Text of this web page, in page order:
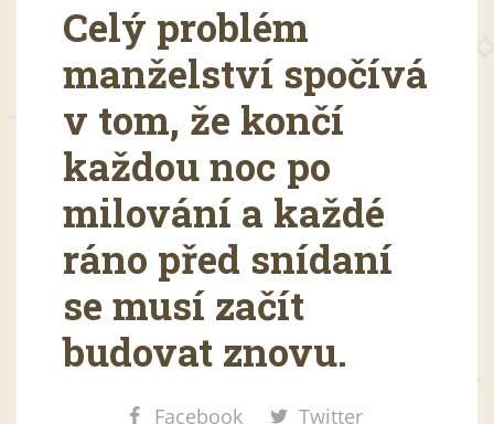
Celý problém
manželství spočívá
v tom, že končí
každou noc po
milování a každé
ráno před snídaní
se musí začít
budovat znovu.
Facebook
Twitter